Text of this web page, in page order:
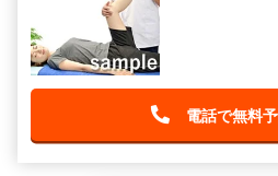
電話で無料